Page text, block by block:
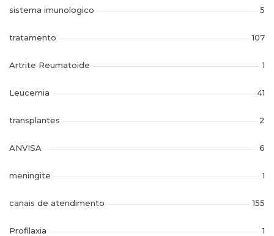
sistema imunologico 5
tratamento 107
Artrite Reumatoide 1
Leucemia 41
transplantes 2
ANVISA 6
meningite 1
canais de atendimento 155
Profilaxia 1